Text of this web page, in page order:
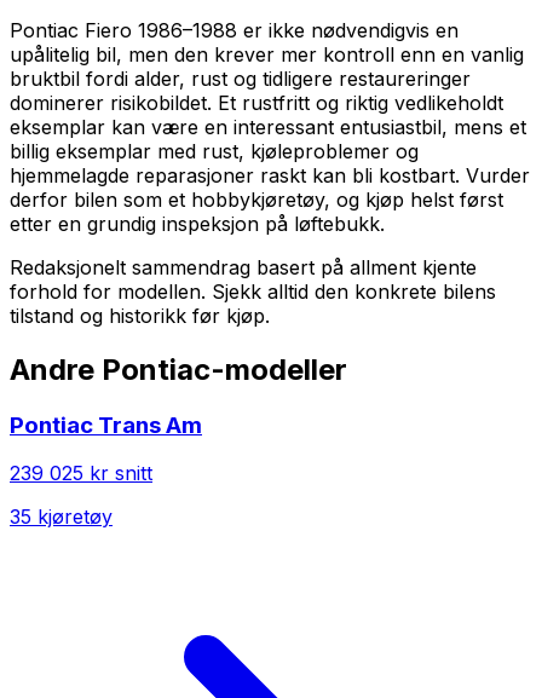
Pontiac Fiero 1986–1988 er ikke nødvendigvis en
upålitelig bil, men den krever mer kontroll enn en vanlig
bruktbil fordi alder, rust og tidligere restaureringer
dominerer risikobildet. Et rustfritt og riktig vedlikeholdt
eksemplar kan være en interessant entusiastbil, mens et
billig eksemplar med rust, kjøleproblemer og
hjemmelagde reparasjoner raskt kan bli kostbart. Vurder
derfor bilen som et hobbykjøretøy, og kjøp helst først
etter en grundig inspeksjon på løftebukk.
Redaksjonelt sammendrag basert på allment kjente
forhold for modellen. Sjekk alltid den konkrete bilens
tilstand og historikk før kjøp.
Andre Pontiac-modeller
Pontiac Trans Am
239 025 kr snitt
35 kjøretøy